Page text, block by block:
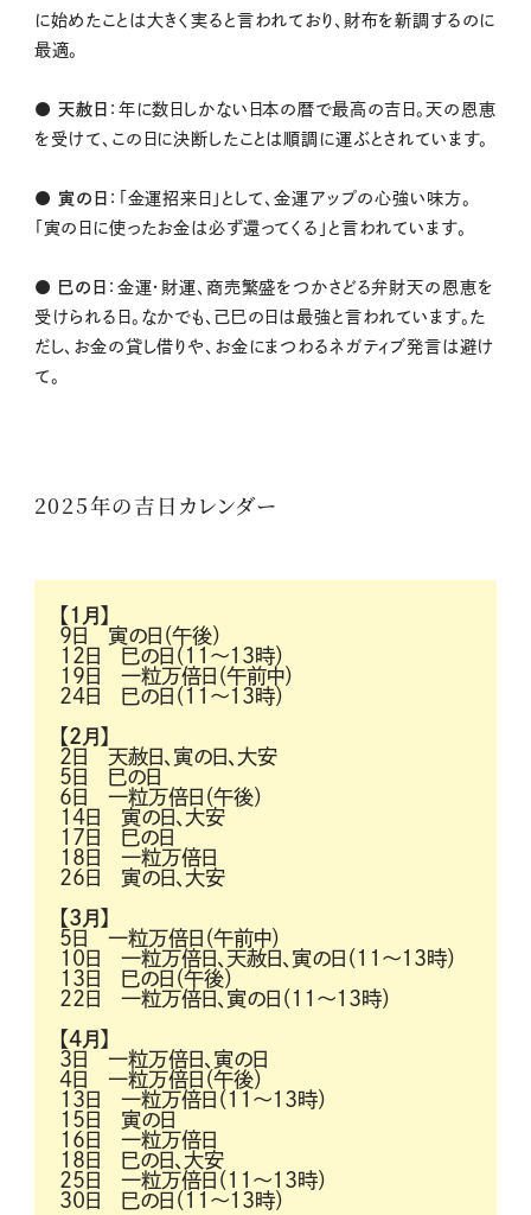
に始めたことは大きく実ると言われており、財布を新調するのに
最適。
● 天赦日 ：年に数日しかない日本の暦で最高の吉日。天の恩恵
を受けて、この日に決断したことは順調に運ぶとされています。
● 寅の日 ：「金運招来日」として、金運アップの心強い味方。
「寅の日に使ったお金は必ず還ってくる」と言われています。
● 巳の日 ：金運・財運、商売繁盛をつかさどる弁財天の恩恵を
受けられる日。なかでも、己巳の日は最強と言われています。た
だし、お金の貸し借りや、お金にまつわるネガティブ発言は避け
て。
2025年の吉日カレンダー
【1月】
9日 寅の日（午後）
12日 巳の日（11～13時）
19日 一粒万倍日（午前中）
24日 巳の日（11～13時）
【2月】
2日 天赦日、寅の日、大安
5日 巳の日
6日 一粒万倍日（午後）
14日 寅の日、大安
17日 巳の日
18日 一粒万倍日
26日 寅の日、大安
【3月】
5日 一粒万倍日（午前中）
10日 一粒万倍日、天赦日、寅の日（11～13時）
13日 巳の日（午後）
22日 一粒万倍日、寅の日（11～13時）
【4月】
3日 一粒万倍日、寅の日
4日 一粒万倍日（午後）
13日 一粒万倍日（11～13時）
15日 寅の日
16日 一粒万倍日
18日 巳の日、大安
25日 一粒万倍日（11～13時）
30日 巳の日（11～13時）